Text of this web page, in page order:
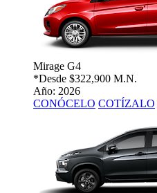
Mirage G4
*Desde $322,900 M.N.
Año: 2026
CONÓCELO COTÍZALO